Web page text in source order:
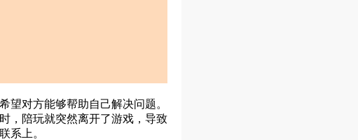
望对方能够帮助自己解决问题。
，陪玩就突然离开了游戏，导致
系上。